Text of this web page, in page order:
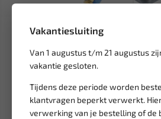
Vakantiesluiting
Van 1 augustus t/m 21 augustus
vakantie gesloten.
Tijdens deze periode worden
klantvragen beperkt verwerkt.
verwerking van je bestelling of de
Leverbaar
assortiment naar keramisch
mode...
3,94
Ex. btw: € 3,26